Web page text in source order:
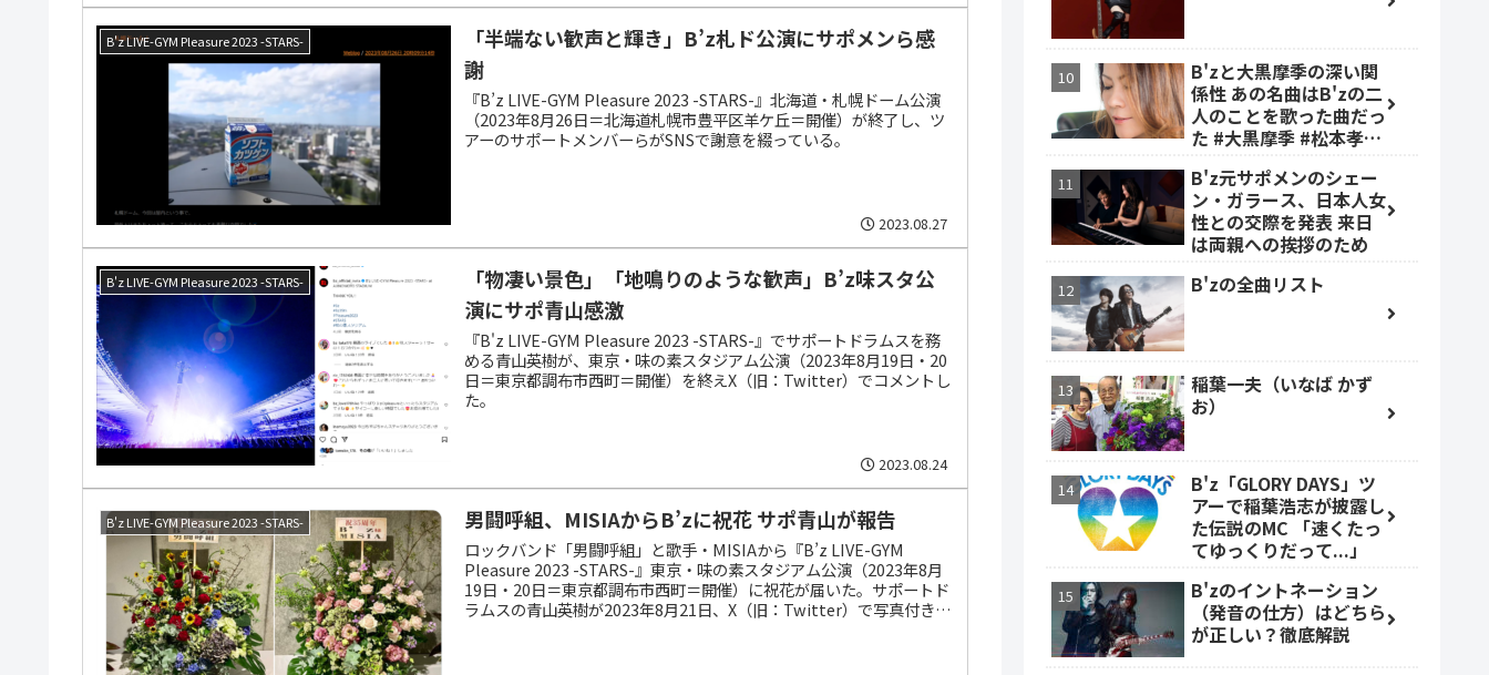
B'z LIVE-GYM Pleasure 2023 -STARS-
「半端ない歓声と輝き」B’z札ド公演にサポメンら感
謝
『B’z LIVE-GYM Pleasure 2023 -STARS-』北海道・札幌ドーム公演
（2023年8月26日＝北海道札幌市豊平区羊ケ丘＝開催）が終了し、ツ
アーのサポートメンバーらがSNSで謝意を綴っている。
2023.08.27
B'z LIVE-GYM Pleasure 2023 -STARS-
「物凄い景色」「地鳴りのような歓声」B’z味スタ公
演にサポ青山感激
『B'z LIVE-GYM Pleasure 2023 -STARS-』でサポートドラムスを務
める青山英樹が、東京・味の素スタジアム公演（2023年8月19日・20
日＝東京都調布市西町＝開催）を終えX（旧：Twitter）でコメントし
た。
2023.08.24
B'z LIVE-GYM Pleasure 2023 -STARS- 男闘呼組、MISIAからB’zに祝花 サポ青山が報告
ロックバンド「男闘呼組」と歌手・MISIAから『B’z LIVE-GYM
Pleasure 2023 -STARS-』東京・味の素スタジアム公演（2023年8月
19日・20日＝東京都調布市西町＝開催）に祝花が届いた。サポートド
ラムスの青山英樹が2023年8月21日、X（旧：Twitter）で写真付きで
B'zと大黒摩季の深い関
係性 あの名曲はB'zの二
人のことを歌った曲だっ
た #大黒摩季 #松本孝弘
B'z元サポメンのシェー
ン・ガラース、日本人女
性との交際を発表 来日
は両親への挨拶のため
B'zの全曲リスト
稲葉一夫（いなば かず
お）
B'z「GLORY DAYS」ツ
アーで稲葉浩志が披露し
た伝説のMC 「速くたっ
てゆっくりだって...」
B'zのイントネーション
（発音の仕方）はどちら
が正しい？徹底解説